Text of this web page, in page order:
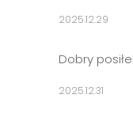
2025.12.29
Dobry
2025.12.31